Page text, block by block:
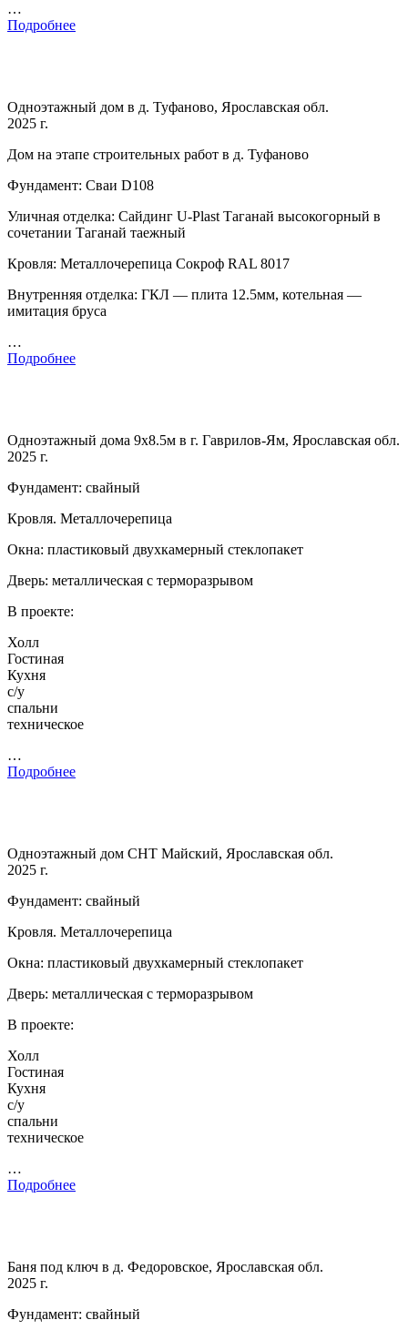
…
Подробнее
Одноэтажный дом в д. Туфаново, Ярославская обл.
2025 г.
Дом на этапе строительных работ в д. Туфаново
Фундамент: Сваи D108
Уличная отделка: Сайдинг U-Plast Таганай высокогорный в
сочетании Таганай таежный
Кровля: Металлочерепица Сокроф RAL 8017
Внутренняя отделка: ГКЛ — плита 12.5мм, котельная —
имитация бруса
…
Подробнее
Одноэтажный дома 9х8.5м в г. Гаврилов-Ям, Ярославская обл.
2025 г.
Фундамент: свайный
Кровля. Металлочерепица
Окна: пластиковый двухкамерный стеклопакет
Дверь: металлическая с терморазрывом
В проекте:
Холл
Гостиная
Кухня
с/у
спальни
техническое
…
Подробнее
Одноэтажный дом СНТ Майский, Ярославская обл.
2025 г.
Фундамент: свайный
Кровля. Металлочерепица
Окна: пластиковый двухкамерный стеклопакет
Дверь: металлическая с терморазрывом
В проекте:
Холл
Гостиная
Кухня
с/у
спальни
техническое
…
Подробнее
Баня под ключ в д. Федоровское, Ярославская обл.
2025 г.
Фундамент: свайный